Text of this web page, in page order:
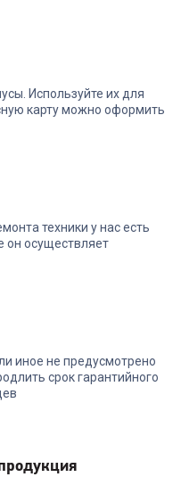
В корзину
Используйте их для
карту можно оформить
техники у нас есть
он осуществляет
иное не предусмотрено
срок гарантийного